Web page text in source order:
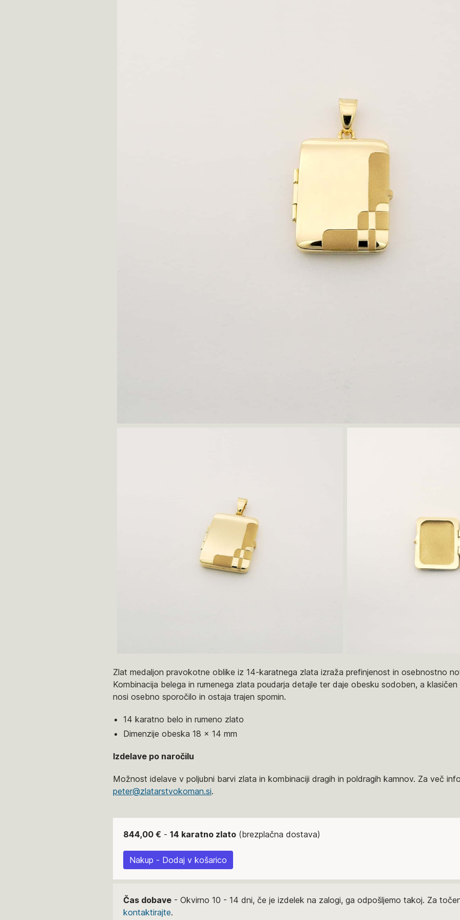
Zlat medaljon pravokotne oblike iz 14-karatnega zlata izraža prefinjenost in osebnostno
Kombinacija belega in rumenega zlata poudarja detajle ter daje obesku sodoben, a
nosi osebno sporočilo in ostaja trajen spomin.
14 karatno belo in rumeno zlato
Dimenzije obeska 18 x 14 mm
Izdelave po naročilu
Možnost idelave v poljubni barvi zlata in kombinaciji dragih in poldragih kamnov. Za več
peter@zlatarstvokoman.si.
844,00 € - 14 karatno zlato (brezplačna dostava)
Nakup - Dodaj v košarico
Čas dobave - Okvirno 10 - 14 dni, če je izdelek na zalogi, ga odpošljemo takoj. Za
kontaktirajte.